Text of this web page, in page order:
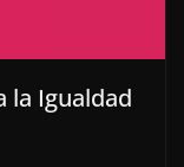
la Igualdad